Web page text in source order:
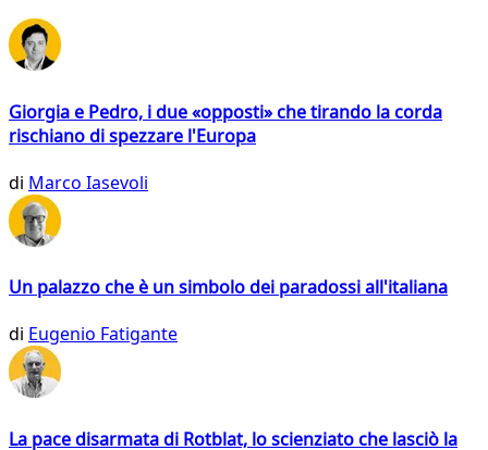
Giorgia e Pedro, i due «opposti» che tirando la corda
rischiano di spezzare l'Europa
di Marco Iasevoli
Un palazzo che è un simbolo dei paradossi all'italiana
di Eugenio Fatigante
La pace disarmata di Rotblat, lo scienziato che lasciò la